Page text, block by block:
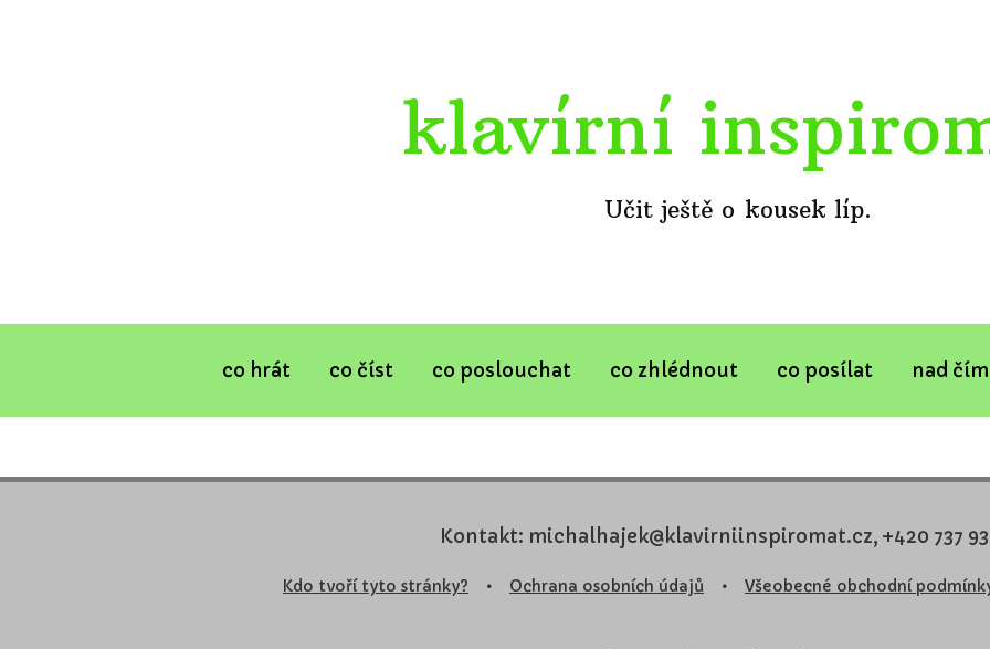
klavírní
Učit ještě o kousek líp.
co hrát co číst co poslouchat co zhlédnout co posílat nad
Kontakt: michalhajek@klavirniinspiromat.cz, +420 737
Kdo tvoří tyto stránky? • Ochrana osobních údajů • Všeobecné obchodní